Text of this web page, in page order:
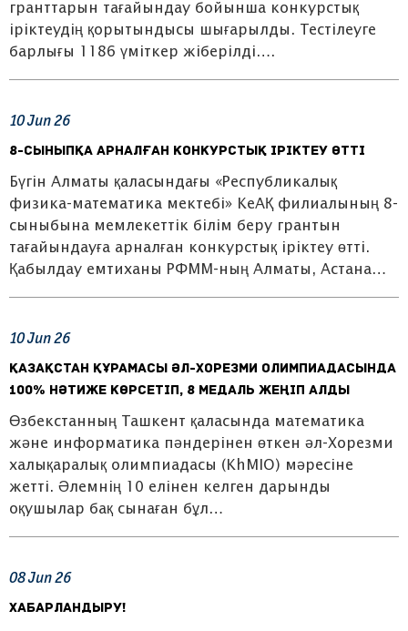
гранттарын тағайындау бойынша конкурстық
іріктеудің қорытындысы шығарылды. Тестілеуге
барлығы 1186 үміткер жіберілді….
10Jun26
8-сыныпқа арналған конкурстық іріктеу өтті
Бүгін Алматы қаласындағы «Республикалық
физика-математика мектебі» КеАҚ филиалының 8-
сыныбына мемлекеттік білім беру грантын
тағайындауға арналған конкурстық іріктеу өтті.
Қабылдау емтиханы РФММ-ның Алматы, Астана…
10Jun26
Қазақстан құрамасы әл-Хорезми олимпиадасында
100% нәтиже көрсетіп, 8 медаль жеңіп алды
Өзбекстанның Ташкент қаласында математика
және информатика пәндерінен өткен әл-Хорезми
халықаралық олимпиадасы (KhMIO) мәресіне
жетті. Әлемнің 10 елінен келген дарынды
оқушылар бақ сынаған бұл…
08Jun26
ХАБАРЛАНДЫРУ!